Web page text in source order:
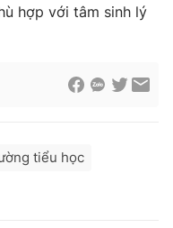
sản
hợp với tâm sinh lý
tiểu học